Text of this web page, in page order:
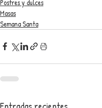
Postres y dulces
Masas
Semana Santa